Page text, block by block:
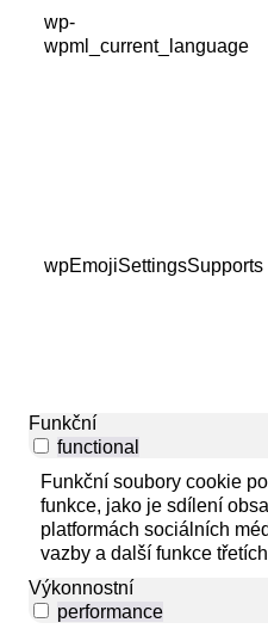
wp-
wpml_current_language
wpEmojiSettingsSupports
Funkční
functional
Funkční soubory cookie
funkce, jako je sdílení
platformách sociálních
vazby a další funkce
Výkonnostní
performance